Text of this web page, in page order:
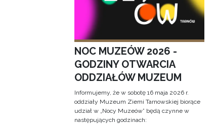
NOC MUZEÓW 2026 -
GODZINY OTWARCIA
ODDZIAŁÓW MUZEUM
Informujemy, że w sobotę 16 maja 2026 r.
oddziały Muzeum Ziemi Tarnowskiej biorące
udział w „Nocy Muzeów” będą czynne w
następujących godzinach: